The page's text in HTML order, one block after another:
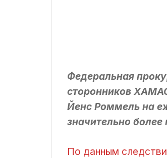
Федеральная
сторонников
Йенс Роммель на
значительно
По данным